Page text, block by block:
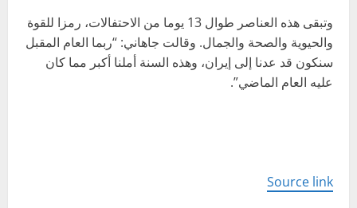
وتبقى هذه العناصر طوال 13 يوما من الاحتفالات، رمزا للقوة
والحيوية والصحة والجمال. وقالت جاهاني: “ربما العام المقبل
سنكون قد عدنا إلى إيران، وهذه السنة أملنا أكبر مما كان
عليه العام الماضي”.
Source link